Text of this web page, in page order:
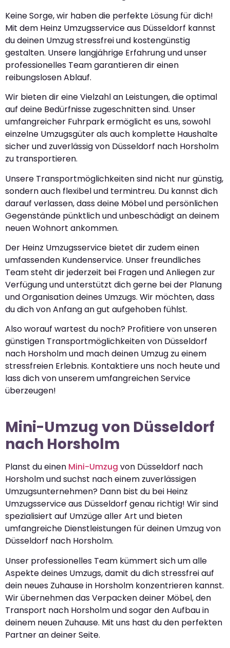
Keine Sorge, wir haben die perfekte Lösung für dich!
Mit dem Heinz Umzugsservice aus Düsseldorf kannst
du deinen Umzug stressfrei und kostengünstig
gestalten. Unsere langjährige Erfahrung und unser
professionelles Team garantieren dir einen
reibungslosen Ablauf.
Wir bieten dir eine Vielzahl an Leistungen, die optimal
auf deine Bedürfnisse zugeschnitten sind. Unser
umfangreicher Fuhrpark ermöglicht es uns, sowohl
einzelne Umzugsgüter als auch komplette Haushalte
sicher und zuverlässig von Düsseldorf nach Horsholm
zu transportieren.
Unsere Transportmöglichkeiten sind nicht nur günstig,
sondern auch flexibel und termintreu. Du kannst dich
darauf verlassen, dass deine Möbel und persönlichen
Gegenstände pünktlich und unbeschädigt an deinem
neuen Wohnort ankommen.
Der Heinz Umzugsservice bietet dir zudem einen
umfassenden Kundenservice. Unser freundliches
Team steht dir jederzeit bei Fragen und Anliegen zur
Verfügung und unterstützt dich gerne bei der Planung
und Organisation deines Umzugs. Wir möchten, dass
du dich von Anfang an gut aufgehoben fühlst.
Also worauf wartest du noch? Profitiere von unseren
günstigen Transportmöglichkeiten von Düsseldorf
nach Horsholm und mach deinen Umzug zu einem
stressfreien Erlebnis. Kontaktiere uns noch heute und
lass dich von unserem umfangreichen Service
überzeugen!
Mini-Umzug von Düsseldorf
nach Horsholm
Planst du einen Mini-Umzug von Düsseldorf nach
Horsholm und suchst nach einem zuverlässigen
Umzugsunternehmen? Dann bist du bei Heinz
Umzugsservice aus Düsseldorf genau richtig! Wir sind
spezialisiert auf Umzüge aller Art und bieten
umfangreiche Dienstleistungen für deinen Umzug von
Düsseldorf nach Horsholm.
Unser professionelles Team kümmert sich um alle
Aspekte deines Umzugs, damit du dich stressfrei auf
dein neues Zuhause in Horsholm konzentrieren kannst.
Wir übernehmen das Verpacken deiner Möbel, den
Transport nach Horsholm und sogar den Aufbau in
deinem neuen Zuhause. Mit uns hast du den perfekten
Partner an deiner Seite.